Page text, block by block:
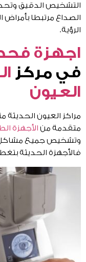
التشخيص الدقيق
الصداع مرتبطا بأمراض
الرؤية.
اجهزة
في مركز
العيون
مراكز العيون
متقدمة من الأجهزة
وتشخيص جميع مشاكل
فالأجهزة الحديثة